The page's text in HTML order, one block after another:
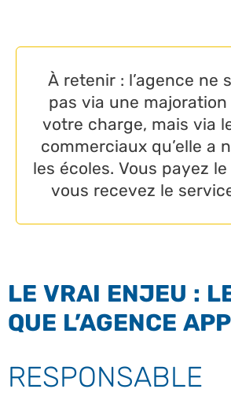
À retenir : l’agence ne
pas via une
votre charge, mais via
commerciaux qu’elle a
les écoles. Vous payez
vous recevez le
LE VRAI ENJEU :
QUE L’AGENCE
RESPONSABLE